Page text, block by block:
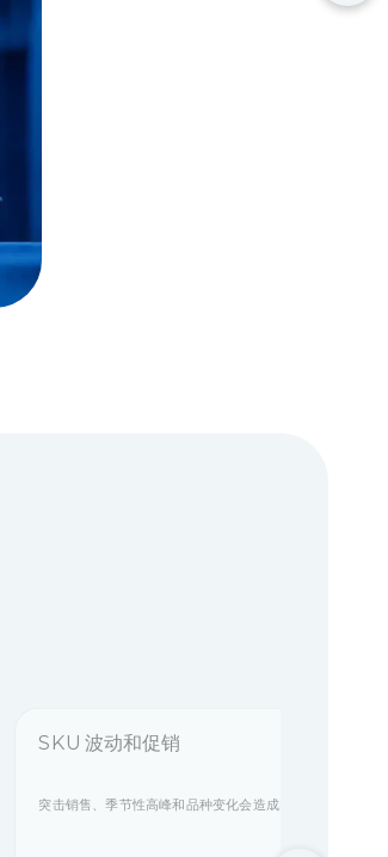
SKU 波动和促销
突击销售、季节性高峰和品种变化会造成突然的需求波动